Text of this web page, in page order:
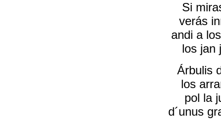
Si
verás
andi a
los jan
Árbulis
los
pol la
d´unus